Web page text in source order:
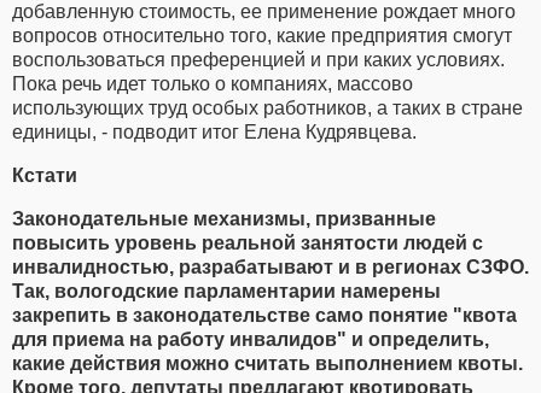
добавленную стоимость, ее применение рождает много
вопросов относительно того, какие предприятия смогут
воспользоваться преференцией и при каких условиях.
Пока речь идет только о компаниях, массово
использующих труд особых работников, а таких в стране
единицы, - подводит итог Елена Кудрявцева.
Кстати
Законодательные механизмы, призванные
повысить уровень реальной занятости людей с
инвалидностью, разрабатывают и в регионах СЗФО.
Так, вологодские парламентарии намерены
закрепить в законодательстве само понятие "квота
для приема на работу инвалидов" и определить,
какие действия можно считать выполнением квоты.
Кроме того, депутаты предлагают квотировать